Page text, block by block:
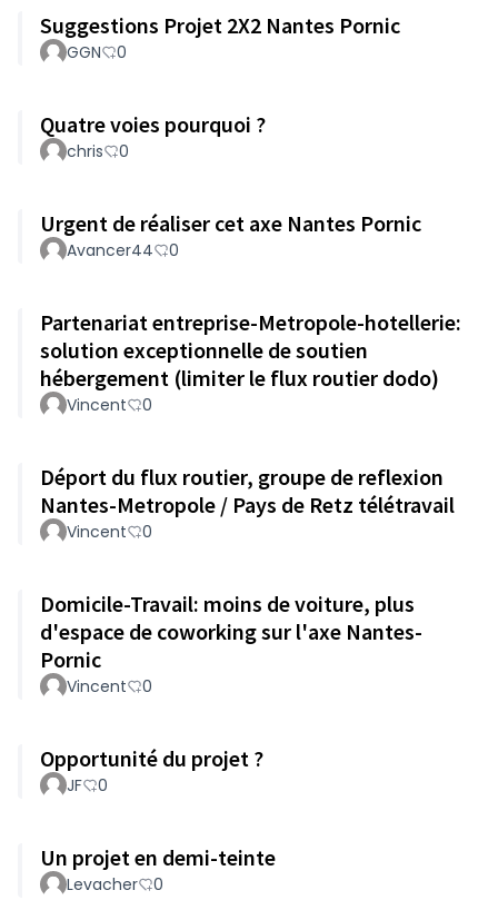
Suggestions Projet 2X2 Nantes Pornic
GGN 0
Quatre voies pourquoi ?
chris 0
Urgent de réaliser cet axe Nantes Pornic
Avancer44 0
Partenariat entreprise-Metropole-hotellerie:
solution exceptionnelle de soutien
hébergement (limiter le flux routier dodo)
Vincent 0
Déport du flux routier, groupe de reflexion
Nantes-Metropole / Pays de Retz télétravail
Vincent 0
Domicile-Travail: moins de voiture, plus
d'espace de coworking sur l'axe Nantes-
Pornic
Vincent 0
Opportunité du projet ?
JF 0
Un projet en demi-teinte
Levacher 0